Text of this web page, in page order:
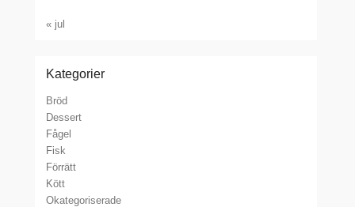
« jul
Kategorier
Bröd
Dessert
Fågel
Fisk
Förrätt
Kött
Okategoriserade